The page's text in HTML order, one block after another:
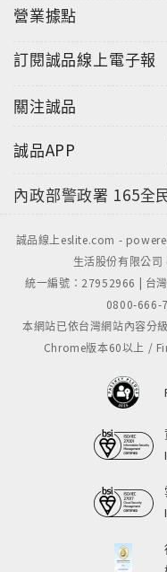
營業據點
訂閱誠品線上電子報
關注誠品
誠品APP
內政部警政署 165全
誠品線上eslite.com -
生活股份有限公
統一編號：27952966 | 台
0800-666-
本網站已依台灣網站內容分
Chrome版本60以上 /